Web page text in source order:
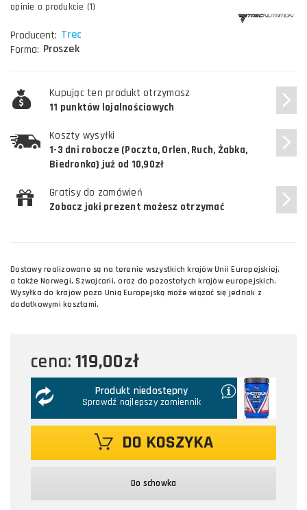
opinie o produkcie (1)
Producent: Trec
Forma: Proszek
Kupując ten produkt otrzymasz
11 punktów lojalnościowych
Koszty wysyłki
1-3 dni robocze (Poczta, Orlen, Ruch, Żabka,
Biedronka) już od 10,90zł
Gratisy do zamówień
Zobacz jaki prezent możesz otrzymać
Dostawy realizowane są na terenie wszystkich krajów Unii Europejskiej,
a także Norwegi, Szwajcarii, oraz do pozostałych krajów europejskich.
Wysyłka do krajów poza Unią Europejską może wiązać się jednak z
dodatkowymi kosztami.
cena: 119,00zł
Produkt niedostępny
Sprawdź najlepszy zamiennik
DO KOSZYKA
Do schowka